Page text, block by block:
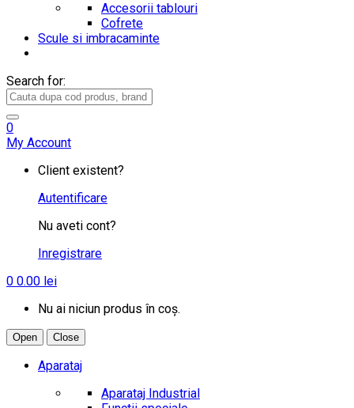
Accesorii tablouri
Cofrete
Scule si imbracaminte
Search for:
0
My Account
Client existent?
Autentificare
Nu aveti cont?
Inregistrare
0 0.00 lei
Nu ai niciun produs în coș.
Open Close
Aparataj
Aparataj Industrial